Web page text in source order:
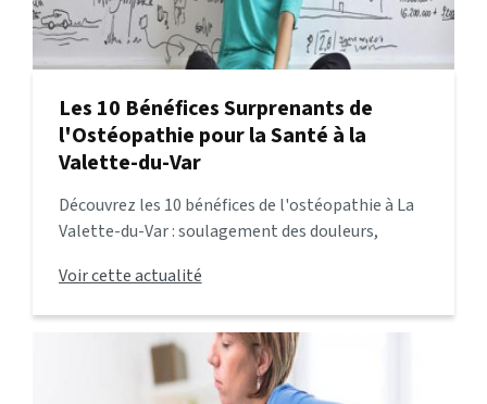
Les 10 Bénéfices Surprenants de
l'Ostéopathie pour la Santé à la
Valette-du-Var
Découvrez les 10 bénéfices de l'ostéopathie à La
Valette-du-Var : soulagement des douleurs,
bien plus encore. Prenez rendez-vous pour
améliorer votre bien-être !
Voir cette actualité